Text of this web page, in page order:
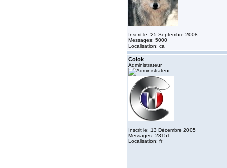
Inscrit le: 25 Septembre 2008
Messages: 5000
Localisation: ca
Colok
Administrateur
Inscrit le: 13 Décembre 2005
Messages: 23151
Localisation: fr